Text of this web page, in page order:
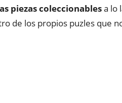
piezas coleccionablesa lo
de los propios puzles que